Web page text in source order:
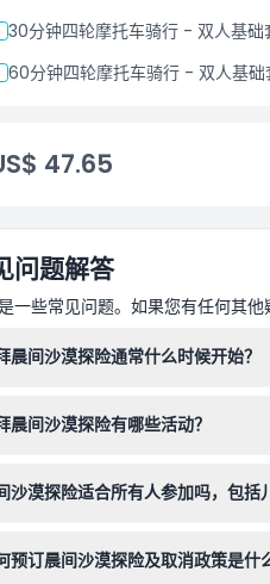
30分钟四轮摩托车骑行 - 双人基础
60分钟四轮摩托车骑行 - 双人基础
47.65
问题解答
一些常见问题。如果您有任何其
晨间沙漠探险通常什么时候开始？
晨间沙漠探险有哪些活动？
沙漠探险适合所有人参加吗，包括
。
预订晨间沙漠探险及取消政策是什